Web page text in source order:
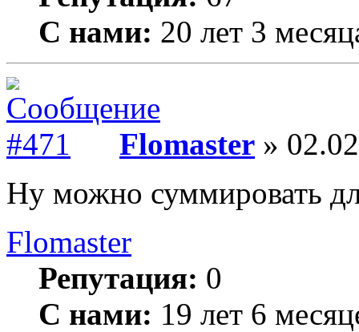
С нами: 20 лет 3
Flomaster »
Ну можно суммировать
Flomaster
Репутация: 0
С нами: 19 лет 6